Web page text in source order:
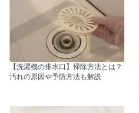
【洗濯機の排水口】掃除方法とは？
汚れの原因や予防方法も解説